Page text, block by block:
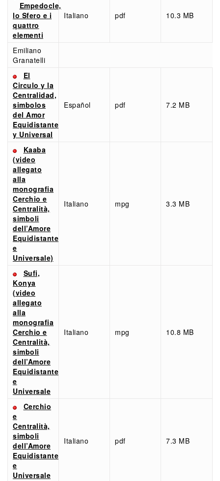
Empedocle,
lo Sfero e i
quattro
elementi
Italiano pdf 10.3 MB
Emiliano
Granatelli
El
Circulo y la
Centralidad,
simbolos
del Amor
Equidistante
y Universal
Español pdf 7.2 MB
Kaaba
(video
allegato
alla
monografia
Cerchio e
Centralità,
simboli
dell’Amore
Equidistante
e
Universale)
Italiano mpg 3.3 MB
Sufi,
Konya
(video
allegato
alla
monografia
Cerchio e
Centralità,
simboli
dell’Amore
Equidistante
e
Universale
Italiano mpg 10.8 MB
Cerchio
e
Centralità,
simboli
dell’Amore
Equidistante
e
Universale
Italiano pdf 7.3 MB